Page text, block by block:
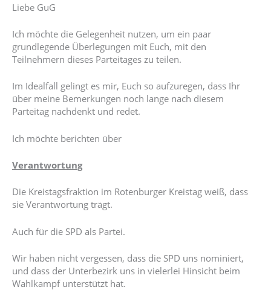
Liebe GuG
Ich möchte die Gelegenheit nutzen, um ein paar
grundlegende Überlegungen mit Euch, mit den
Teilnehmern dieses Parteitages zu teilen.
Im Idealfall gelingt es mir, Euch so aufzuregen, dass Ihr
über meine Bemerkungen noch lange nach diesem
Parteitag nachdenkt und redet.
Ich möchte berichten über
Verantwortung
Die Kreistagsfraktion im Rotenburger Kreistag weiß, dass
sie Verantwortung trägt.
Auch für die SPD als Partei.
Wir haben nicht vergessen, dass die SPD uns nominiert,
und dass der Unterbezirk uns in vielerlei Hinsicht beim
Wahlkampf unterstützt hat.